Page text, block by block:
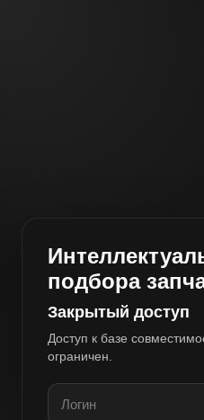
подбора
Закрытый доступ
Доступ к базе
ограничен.